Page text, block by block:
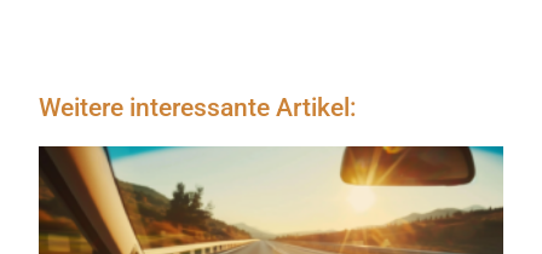
Weitere interessante Artikel: